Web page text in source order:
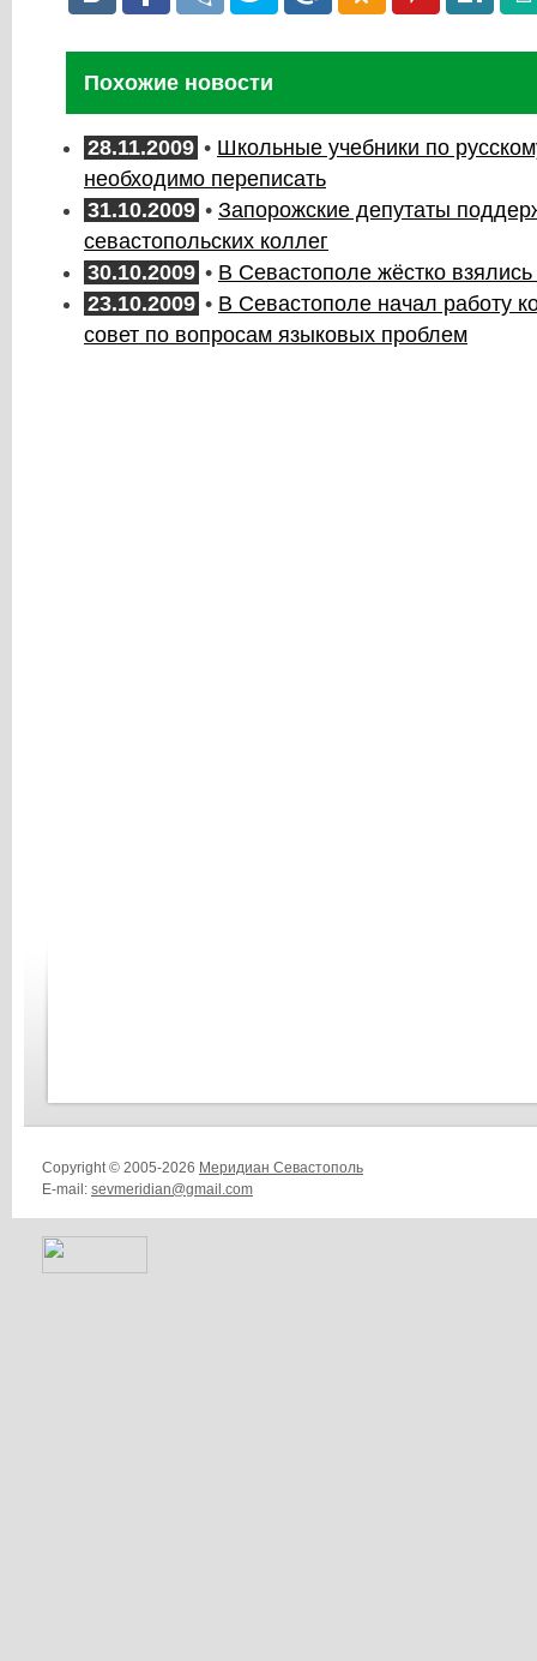
Похожие новости
28.11.2009 • Школьные учебники по
необходимо переписать
31.10.2009 • Запорожские депутаты
севастопольских коллег
30.10.2009 • В Севастополе жёстко взялись
23.10.2009 • В Севастополе начал работу
совет по вопросам языковых проблем
Copyright © 2005-2026 Меридиан Севастополь
E-mail: sevmeridian@gmail.com